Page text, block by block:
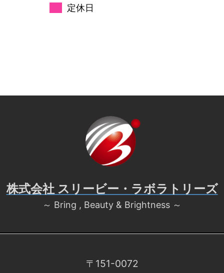
定休日
株式会社 スリービー・ラボラトリーズ
～ Bring , Beauty & Brightness ～
〒151-0072